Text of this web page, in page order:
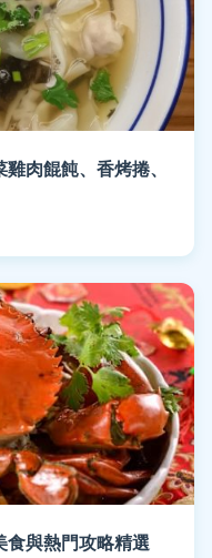
肉餛飩、香烤捲、
食與熱門攻略精選